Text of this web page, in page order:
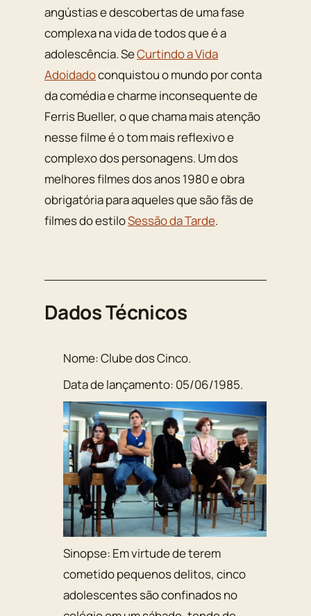
angústias e descobertas de uma fase
complexa na vida de todos que é a
adolescência. SeCurtindo a Vida
Adoidadoconquistou o mundo por conta
da comédia e charme inconsequente de
Ferris Bueller, o que chama mais atenção
nesse filme é o tom mais reflexivo e
complexo dos personagens. Um dos
melhores filmes dos anos 1980 e obra
obrigatória para aqueles que são fãs de
filmes do estiloSessão da Tarde.
Dados Técnicos
Nome:Clube dos Cinco.
Data de lançamento: 05/06/1985.
Sinopse: Em virtude de terem
cometido pequenos delitos, cinco
adolescentes são confinados no